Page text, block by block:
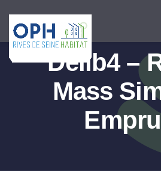
contenu
Delib4 –
Mass